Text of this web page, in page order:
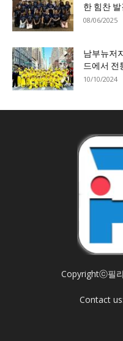
한 힘찬 발
08/06/2025
남부뉴저
드에서 전
10/10/2024
Copyrightⓒ필
Contact us: